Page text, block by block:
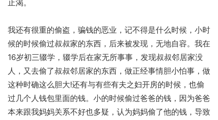
止渴。
我还有很重的偷盗，骗钱的恶业，记不得是什么时候，小时
候的时候偷过叔叔家的东西，后来被发现，无地自容。我在
16岁初三辍学，辍学后在家无所事事，发现叔叔邻居家没
人，又去偷了叔叔邻居家的东西，做正经事情胆小怕事，做
这种时确这么胆大!还有与有些有夫之妇开房的时候，也偷
过几个人钱包里面的钱。小的时候偷过爸爸的钱，因为爸爸
本来跟我妈妈关系不好也多疑，认为妈妈偷了他的钱，导致